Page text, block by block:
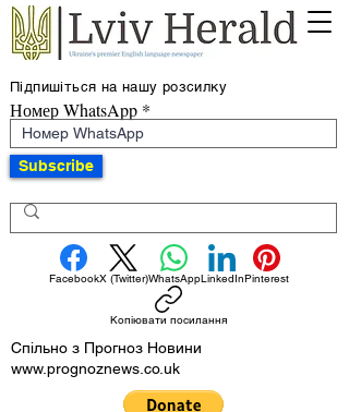
Підпишіться на нашу розсилку
Номер WhatsApp
Subscribe
FacebookX (Twitter)WhatsAppLinkedInPinterest
Копіювати посилання
Спільно з Прогноз Новини
www.prognoznews.co.uk